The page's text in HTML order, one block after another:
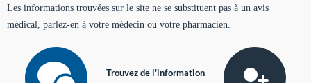
Les informations trouvées sur le site ne se substituent pas à un avis
médical, parlez-en à votre médecin ou votre pharmacien.
Trouvez de l'information